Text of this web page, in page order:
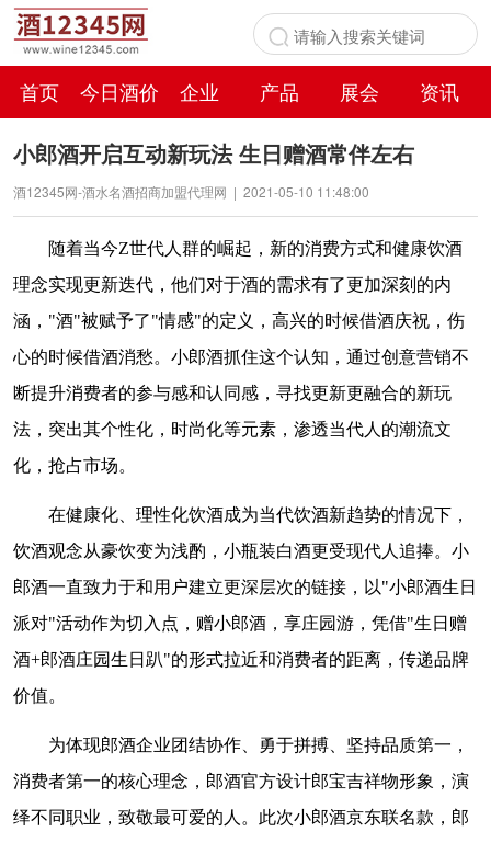
首页 今日酒价 企业 产品 展会
资讯
百科
小郎酒开启互动新玩法 生日赠酒常伴左右
酒12345网-酒水名酒招商加盟代理网 | 2021-05-10 11:48:00
随着当今Z世代人群的崛起，新的消费方式和健康饮酒
理念实现更新迭代，他们对于酒的需求有了更加深刻的内
涵，"酒"被赋予了"情感"的定义，高兴的时候借酒庆祝，伤
心的时候借酒消愁。小郎酒抓住这个认知，通过创意营销不
断提升消费者的参与感和认同感，寻找更新更融合的新玩
法，突出其个性化，时尚化等元素，渗透当代人的潮流文
化，抢占市场。
在健康化、理性化饮酒成为当代饮酒新趋势的情况下，
饮酒观念从豪饮变为浅酌，小瓶装白酒更受现代人追捧。小
郎酒一直致力于和用户建立更深层次的链接，以"小郎酒生日
派对"活动作为切入点，赠小郎酒，享庄园游，凭借"生日赠
酒+郎酒庄园生日趴"的形式拉近和消费者的距离，传递品牌
价值。
为体现郎酒企业团结协作、勇于拼搏、坚持品质第一，
消费者第一的核心理念，郎酒官方设计郎宝吉祥物形象，演
绎不同职业，致敬最可爱的人。此次小郎酒京东联名款，郎